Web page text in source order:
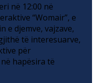
në 12:00 në
“Womair”, e
e djemve, vajzave,
të interesuarve,
për
hapësira të